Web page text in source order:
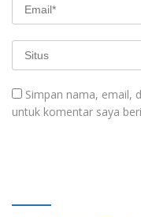
Simpan nama, email,
untuk komentar saya